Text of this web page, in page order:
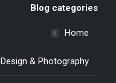
Blog categories
Home
Design & Photography